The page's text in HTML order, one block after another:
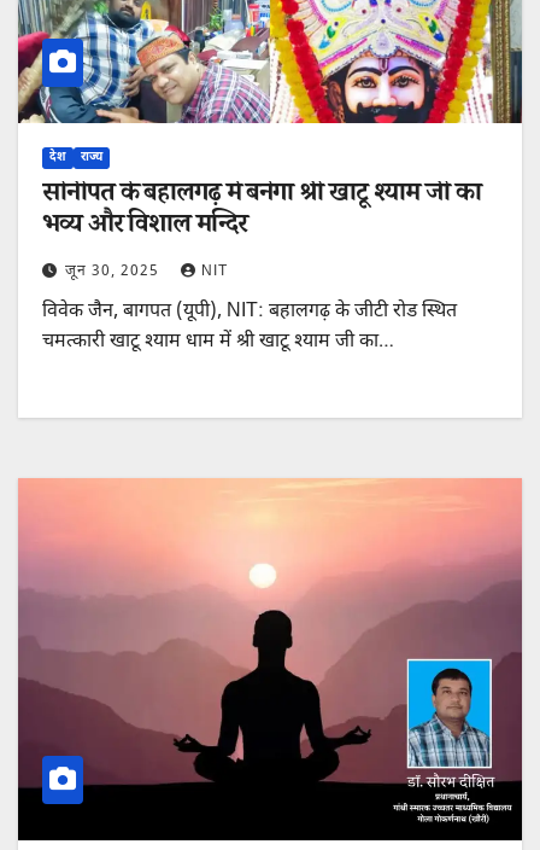
देश राज्य
सोनीपत के बहालगढ़ में बनेगा श्री खाटू श्याम जी का
भव्य और विशाल मन्दिर
जून 30, 2025 NIT
विवेक जैन, बागपत (यूपी), NIT: बहालगढ़ के जीटी रोड स्थित
चमत्कारी खाटू श्याम धाम में श्री खाटू श्याम जी का…